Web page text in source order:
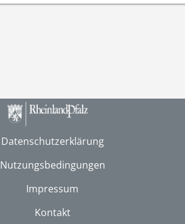
Datenschutzerklärung
Nutzungsbedingungen
Impressum
Kontakt